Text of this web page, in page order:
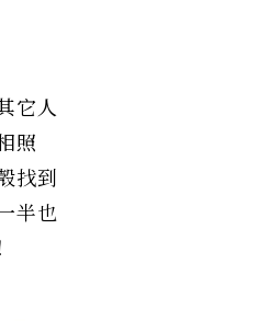
它人
照
找到
半也